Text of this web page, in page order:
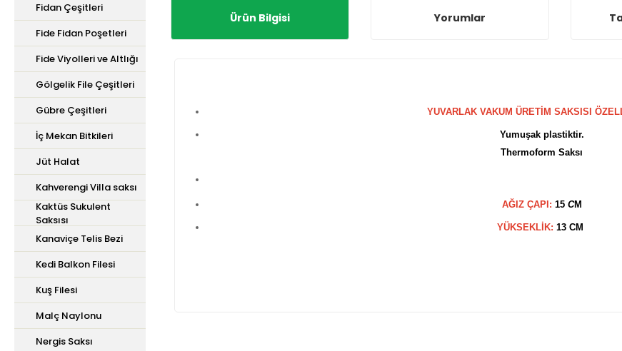
Fidan Çeşitleri
Fide Fidan Poşetleri
Fide Viyolleri ve Altlığı
Gölgelik File Çeşitleri
Gübre Çeşitleri
İç Mekan Bitkileri
Jüt Halat
Kahverengi Villa saksı
Kaktüs Sukulent
Saksısı
Kanaviçe Telis Bezi
Kedi Balkon Filesi
Kuş Filesi
Malç Naylonu
Nergis Saksı
Ürün Bilgisi Yorumlar
YUVARLAK VAKUM ÜRETİM SAKSISI
Yumuşak plastiktir.
Thermoform Saksı
AĞIZ ÇAPI: 15 CM
YÜKSEKLİK: 13 CM